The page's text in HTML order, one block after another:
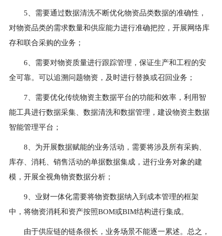
5、需要通过数据清洗不断优化物资品类数据的准确性，
对物资品类的需求数量和供应能力进行准确把控，开展网络库
存和联合采购的业务；
6、需要对物资质量进行跟踪管理，保证生产和工程的安
全可靠。可以追溯问题物资，及时进行替换或召回业务；
7、需要优化传统物资主数据平台的功能和效率，利用智
能工具进行数据采集、数据清洗和数据管理，建设物资主数据
智能管理平台；
8、为开展数据赋能的业务活动，需要将涉及所有采购、
库存、消耗、销售活动的单据数据集成，进行业务对象的建
模，开展全视角物资数据分析；
9、业财一体化需要将物资数据纳入到成本管理的框架
中，将物资消耗和资产按照BOM或BIM结构进行集成。
由于供应链的链条很长，业务场景不能逐一累述。总之，